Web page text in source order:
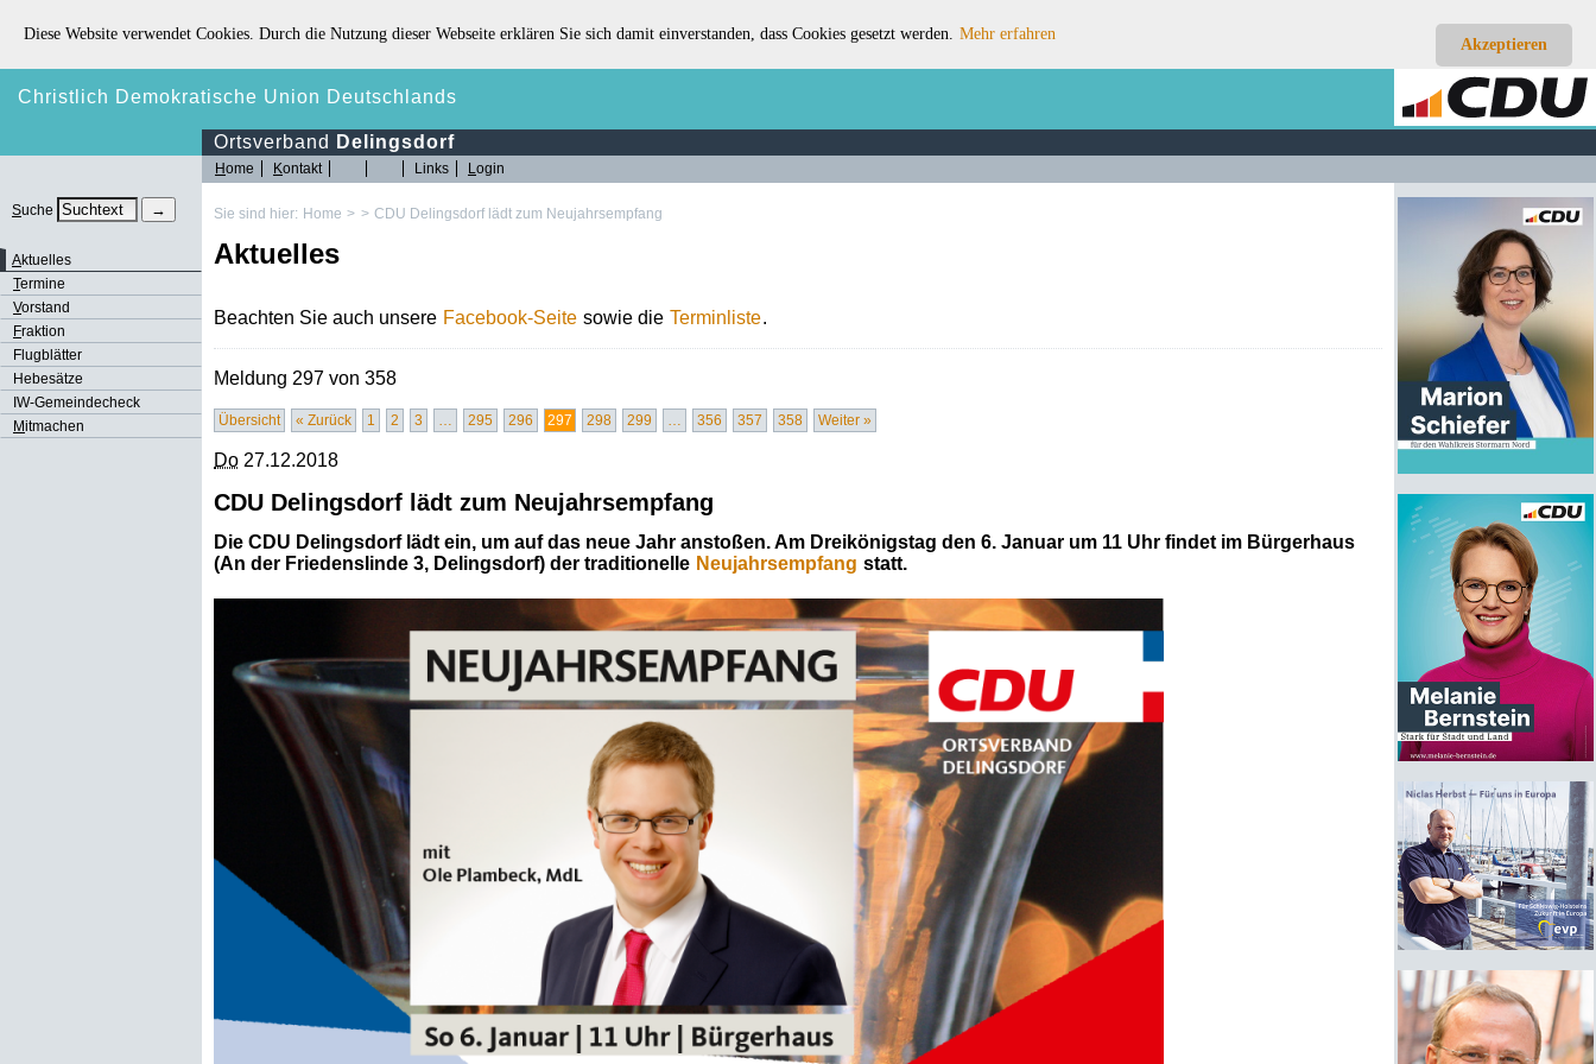
Akzeptieren
Diese Website verwendet Cookies. Durch die Nutzung dieser Webseite erklären Sie sich damit einverstanden, dass Cookies gesetzt werden. Mehr erfahren
Christlich Demokratische Union Deutschlands
Ortsverband Delingsdorf
Suche
Aktuelles
Termine
Vorstand
Fraktion
Flugblätter
Hebesätze
IW-Gemeindecheck
Mitmachen
Home Kontakt Links Login
Sie sind hier: Home > > CDU Delingsdorf lädt zum Neujahrsempfang
Aktuelles
Beachten Sie auch unsere Facebook-Seite sowie die Terminliste.
Meldung 297 von 358
Übersicht « Zurück 1 2 3 … 295 296 297 298 299 … 356 357 358 Weiter »
Do 27.12.2018
CDU Delingsdorf lädt zum Neujahrsempfang
Die CDU Delingsdorf lädt ein, um auf das neue Jahr anstoßen. Am Dreikönigstag den 6. Januar um 11 Uhr findet im Bürgerhaus
(An der Friedenslinde 3, Delingsdorf) der traditionelle Neujahrsempfang statt.